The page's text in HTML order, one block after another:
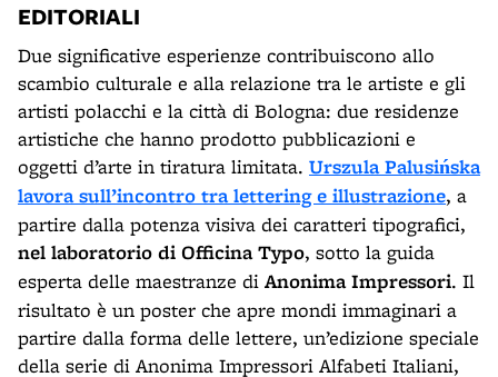
EDITORIALI
Due significative esperienze contribuiscono allo
scambio culturale e alla relazione tra le artiste e gli
artisti polacchi e la città di Bologna: due residenze
artistiche che hanno prodotto pubblicazioni e
oggetti d’arte in tiratura limitata. Urszula Palusińska
lavora sull’incontro tra lettering e illustrazione, a
partire dalla potenza visiva dei caratteri tipografici,
nel laboratorio di Officina Typo, sotto la guida
esperta delle maestranze di Anonima Impressori. Il
risultato è un poster che apre mondi immaginari a
partire dalla forma delle lettere, un’edizione speciale
della serie di Anonima Impressori Alfabeti Italiani,